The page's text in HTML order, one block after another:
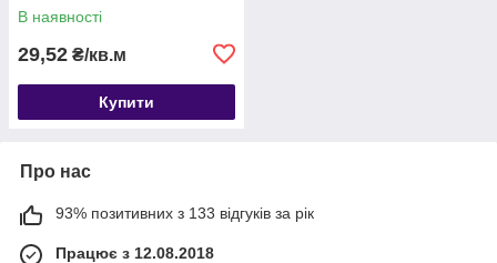
В наявності
29,52 ₴/кв.м
Купити
Про нас
93% позитивних з 133 відгуків за рік
Працює з 12.08.2018